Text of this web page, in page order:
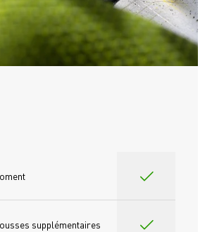
supplémentaires